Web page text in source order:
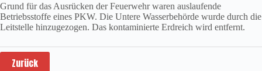
Grund für das Ausrücken der Feuerwehr waren auslaufende
Betriebsstoffe eines PKW. Die Untere Wasserbehörde wurde durch die
Leitstelle hinzugezogen. Das kontaminierte Erdreich wird entfernt.
Zurück